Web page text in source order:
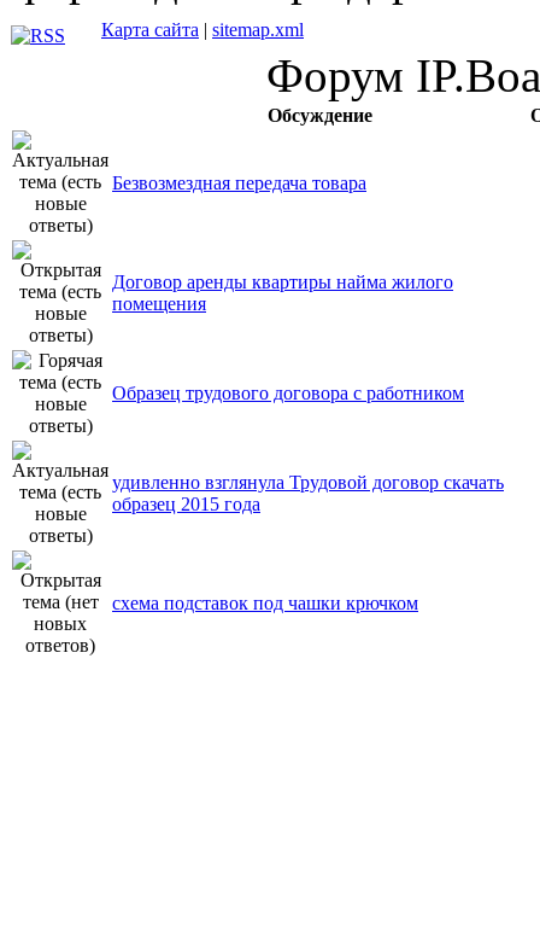
Карта сайта | sitemap.xml
Форум
Обсуждение
Безвозмездная передача товара
Договор аренды квартиры найма жилого
помещения
Образец трудового договора с работником
удивленно взглянула Трудовой договор скачать
образец 2015 года
схема подставок под чашки крючком